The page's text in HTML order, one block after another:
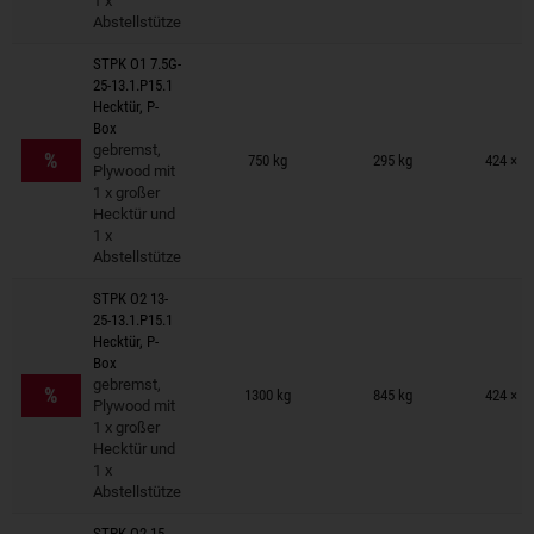
Abstellstütze
%
STPK O1 7.5G-
25-13.1.P15.1
Hecktür, P-
Box
gebremst,
Plywood mit
1 x großer
Hecktür und
1 x
Abstellstütze
750 kg 295 kg 424 ×
Anhänger auf Merkzettel
%
STPK O2 13-
25-13.1.P15.1
Hecktür, P-
Box
gebremst,
Plywood mit
1 x großer
Hecktür und
1 x
Abstellstütze
1300 kg 845 kg 424 ×
Anhänger auf Merkzettel